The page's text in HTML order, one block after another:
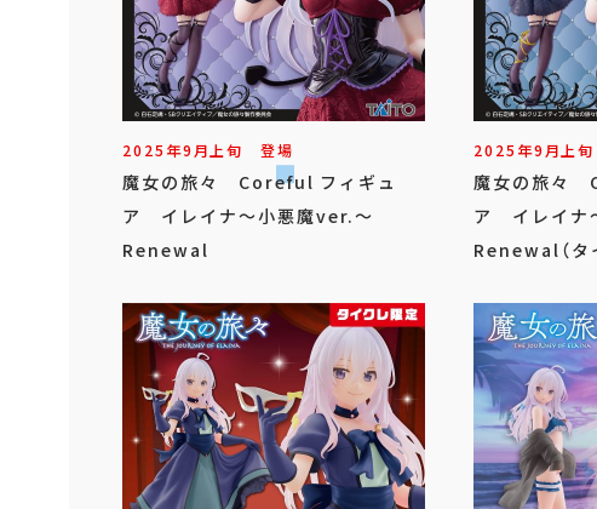
2025年9月上旬 登場
魔女の旅々 Coreful フィギュ
ア イレイナ～小悪魔ver.～
Renewal
2025年9月上旬
魔女の旅々
ア イレイナ
Renewal（タ